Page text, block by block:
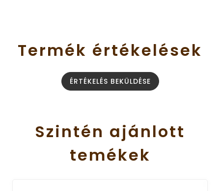
Termék értékelések
ÉRTÉKELÉS BEKÜLDÉSE
Szintén ajánlott
temékek